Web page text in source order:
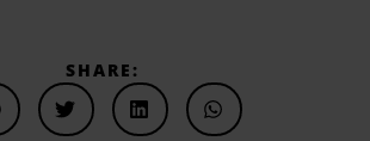
SHARE: